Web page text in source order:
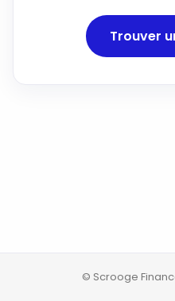
Trouver
© Scrooge